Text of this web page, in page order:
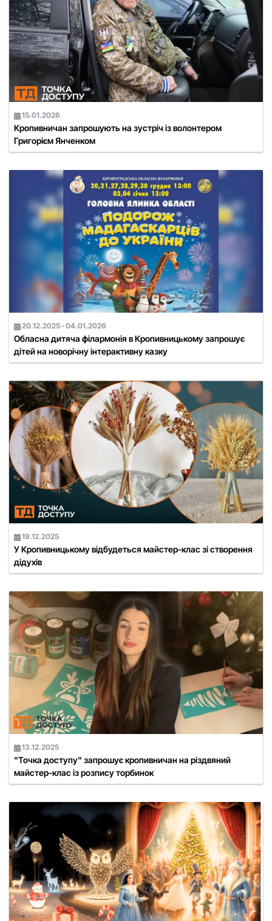
15.01.2026
Кропивничан запрошують на зустріч із волонтером
Григорієм Янченком
20.12.2025 - 04.01.2026
Обласна дитяча філармонія в Кропивницькому запрошує
дітей на новорічну інтерактивну казку
19.12.2025
У Кропивницькому відбудеться майстер-клас зі створення
дідухів
13.12.2025
"Точка доступу" запрошує кропивничан на різдвяний
майстер-клас із розпису торбинок